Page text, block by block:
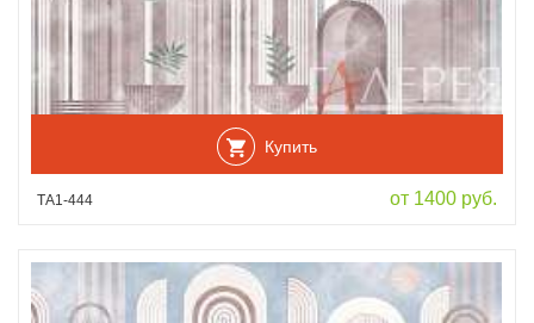
Купить
ТА1-444 от 1400 руб.